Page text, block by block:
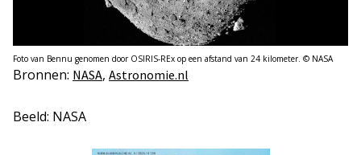
Foto van Bennu genomen door OSIRIS-REx op een afstand van 24 kilometer. © NASA
Bronnen: NASA, Astronomie.nl
Beeld: NASA